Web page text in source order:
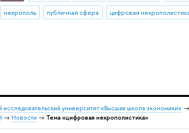
некрополь
публичная сфера цифровая
исследовательский университет «Высшая школа экономики» →
→ Новости → Тема «цифровая некрополистика»